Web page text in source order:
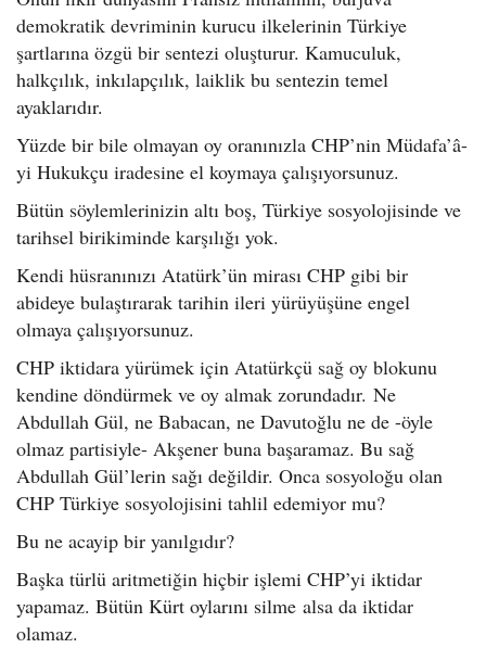
demokratik devriminin kurucu ilkelerinin Türkiye
şartlarına özgü bir sentezi oluşturur. Kamuculuk,
halkçılık, inkılapçılık, laiklik bu sentezin temel
ayaklarıdır.
Yüzde bir bile olmayan oy oranınızla CHP’nin Müdafa’â-
yi Hukukçu iradesine el koymaya çalışıyorsunuz.
Bütün söylemlerinizin altı boş, Türkiye sosyolojisinde ve
tarihsel birikiminde karşılığı yok.
Kendi hüsranınızı Atatürk’ün mirası CHP gibi bir
abideye bulaştırarak tarihin ileri yürüyüşüne engel
olmaya çalışıyorsunuz.
CHP iktidara yürümek için Atatürkçü sağ oy blokunu
kendine döndürmek ve oy almak zorundadır. Ne
Abdullah Gül, ne Babacan, ne Davutoğlu ne de -öyle
olmaz partisiyle- Akşener buna başaramaz. Bu sağ
Abdullah Gül’lerin sağı değildir. Onca sosyoloğu olan
CHP Türkiye sosyolojisini tahlil edemiyor mu?
Bu ne acayip bir yanılgıdır?
Başka türlü aritmetiğin hiçbir işlemi CHP’yi iktidar
yapamaz. Bütün Kürt oylarını silme alsa da iktidar
olamaz.